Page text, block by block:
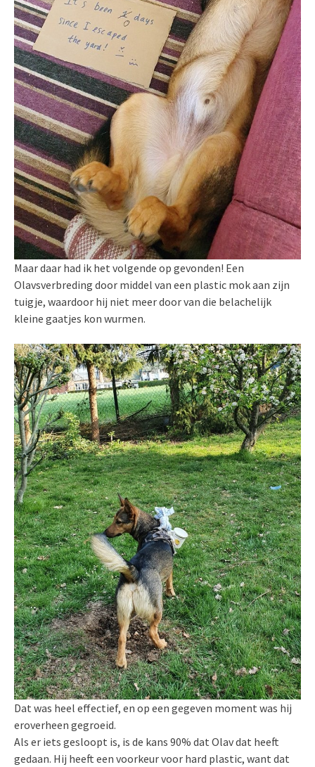
Maar daar had ik het volgende op gevonden! Een
Olavsverbreding door middel van een plastic mok aan zijn
tuigje, waardoor hij niet meer door van die belachelijk
kleine gaatjes kon wurmen.
Dat was heel effectief, en op een gegeven moment was hij
eroverheen gegroeid.
Als er iets gesloopt is, is de kans 90% dat Olav dat heeft
gedaan. Hij heeft een voorkeur voor hard plastic, want dat